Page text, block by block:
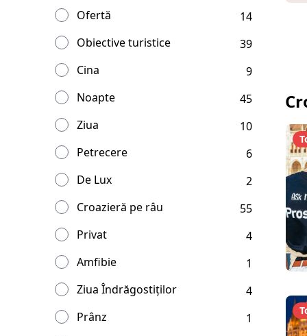
Ofertă
14
Obiective turistice
39
Cina
9
Noapte
45
Ziua
10
Petrecere
6
De Lux
2
Croazieră pe râu
55
Privat
4
Amfibie
1
Ziua Îndrăgostiților
4
Prânz
1